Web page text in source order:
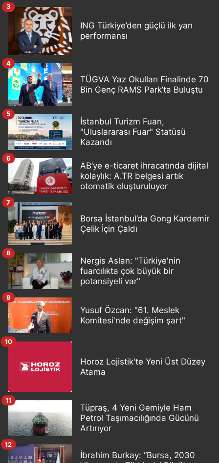
ING Türkiye’den güçlü ilk yarı
performansı
3
TÜGVA Yaz Okulları Finalinde 70
Bin Genç RAMS Park’ta Buluştu
4
İstanbul Turizm Fuarı,
"Uluslararası Fuar" Statüsü
Kazandı
5
AB’ye e-ticaret ihracatında dijital
kolaylık: A.TR belgesi artık
otomatik oluşturuluyor
6
Borsa İstanbul’da Gong Kardemir
Çelik İçin Çaldı
7
Nergis Aslan: "Türkiye'nin
fuarcılıkta çok büyük bir
potansiyeli var"
8
Yusuf Özcan: "61. Meslek
Komitesi'nde değişim şart"
9
Horoz Lojistik'te Yeni Üst Düzey
Atama
10
Tüpraş, 4 Yeni Gemiyle Ham
Petrol Taşımacılığında Gücünü
Artırıyor
11
İbrahim Burkay: “Bursa, 2030
12